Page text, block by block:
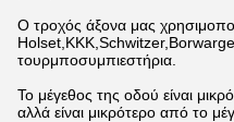
Ο τροχός άξονα μας
τουρμποσυμπιεστήρια.
Το μέγεθος της οδού είναι
αλλά είναι μικρότερο από το